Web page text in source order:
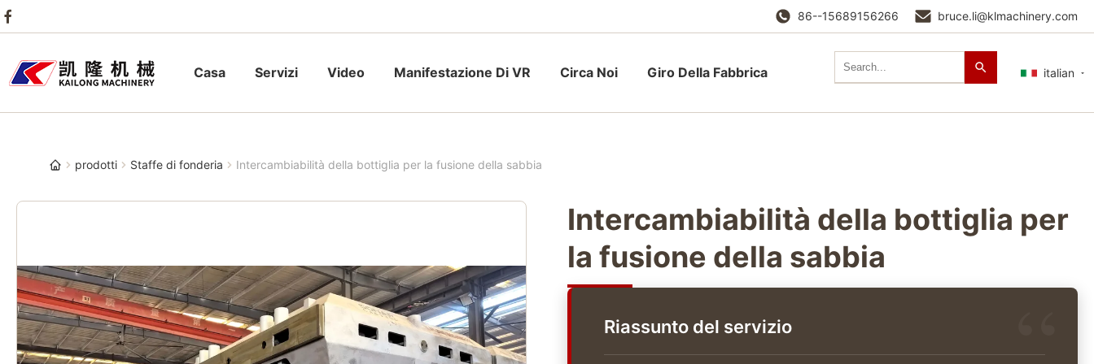
86--15689156266 bruce.li@klmachinery.com
Casa Servizi Video Manifestazione Di VR Circa Noi Giro Della Fabbrica italian
prodotti Staffe di fonderia Intercambiabilità della bottiglia per la fusione della sabbia
Intercambiabilità della bottiglia per
la fusione della sabbia
Riassunto del servizio